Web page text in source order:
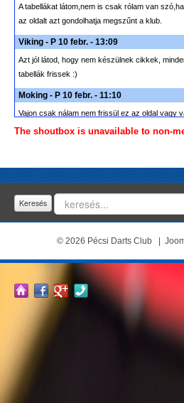
A tabellákat látom,nem is csak rólam van
az oldalt azt gondolhatja megszűnt a klub.
Viking - P 10 febr. - 13:09
Azt jól látod, hogy nem készülnek cikkek,
tabellák frissek :)
Moking - P 10 febr. - 11:10
Vajon csak nálam nem frissül ez az oldal vagy
JoomJunk - H 16 jan. - 20:00
The shoutbox is unavailable to non-
Keresés
© 2026 Pécsi Darts Club |